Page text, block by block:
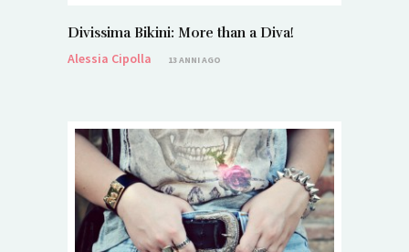
Divissima Bikini: More than a Diva!
Alessia Cipolla
13 ANNI AGO